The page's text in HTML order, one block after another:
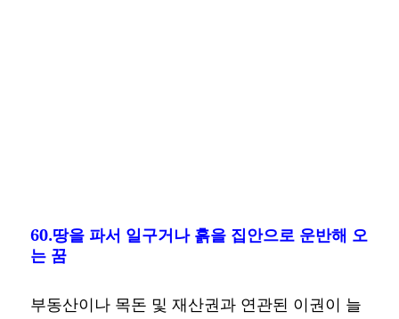
60.땅을 파서 일구거나 흙을 집안으로 운반해 오
는 꿈
부동산이나 목돈 및 재산권과 연관된 이권이 늘